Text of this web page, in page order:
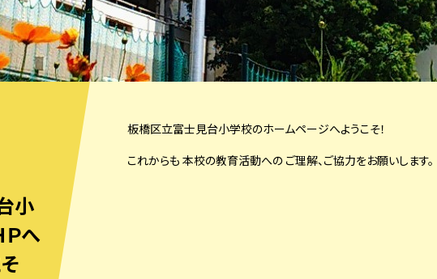
小
へ
板橋区立富士見台小学校のホームページへようこそ！
これからも 本校の教育活動への ご理解、ご協力をお願いします。